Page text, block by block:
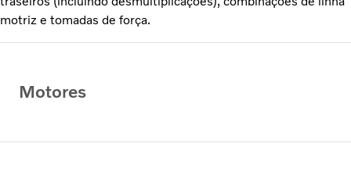
motriz e tomadas de força.
Motores